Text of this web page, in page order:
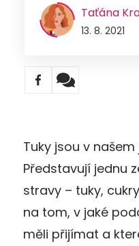
Taťána
13. 8. 2021
Tuky jsou v
Představují jednu
stravy – tuky,
na tom, v jaké
měli přijímat a